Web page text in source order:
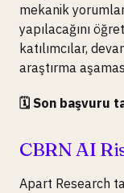
mekanik
yapılacağını
katılımcılar,
araştırma
🗓️ Son başvuru
CBRN AI
Apart Research